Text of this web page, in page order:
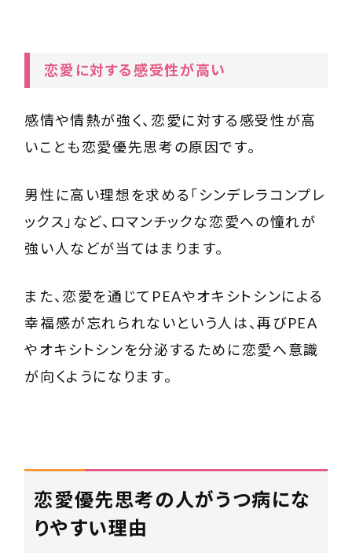
恋愛に対する感受性が高い
感情や情熱が強く、恋愛に対する感受性が高
いことも恋愛優先思考の原因です。
男性に高い理想を求める「シンデレラコンプレ
ックス」など、ロマンチックな恋愛への憧れが
強い人などが当てはまります。
また、恋愛を通じてPEAやオキシトシンによる
幸福感が忘れられないという人は、再びPEA
やオキシトシンを分泌するために恋愛へ意識
が向くようになります。
恋愛優先思考の人がうつ病にな
りやすい理由